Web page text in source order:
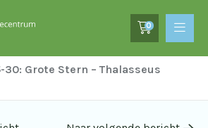
0
30: Grote Stern – Thalasseus